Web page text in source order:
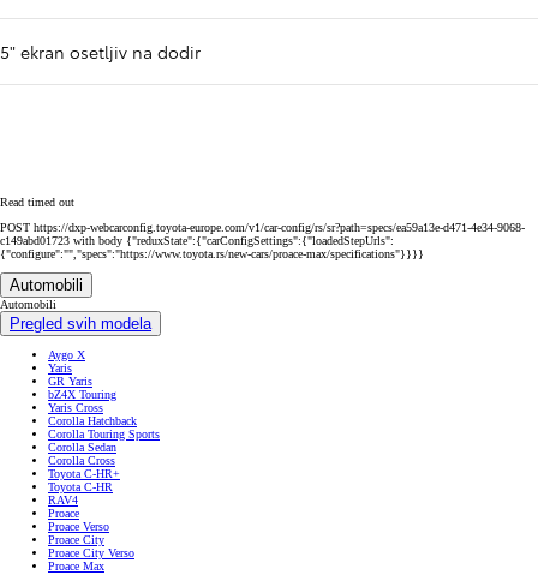
5" ekran osetljiv na dodir
Read timed out
POST https://dxp-webcarconfig.toyota-europe.com/v1/car-config/rs/sr?path=specs/ea59a13e-d471-4e34-9068-
c149abd01723 with body {"reduxState":{"carConfigSettings":{"loadedStepUrls":
{"configure":"","specs":"https://www.toyota.rs/new-cars/proace-max/specifications"}}}}
Automobili
Automobili
Pregled svih modela
Aygo X
Yaris
GR Yaris
bZ4X Touring
Yaris Cross
Corolla Hatchback
Corolla Touring Sports
Corolla Sedan
Corolla Cross
Toyota C-HR+
Toyota C-HR
RAV4
Proace
Proace Verso
Proace City
Proace City Verso
Proace Max